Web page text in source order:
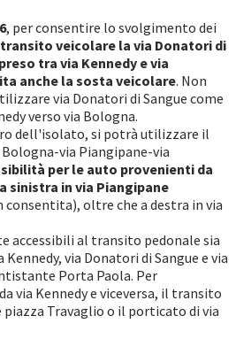
, per consentire lo svolgimento dei
veicolare la via Donatori di
tra via Kennedy e via
anche la sosta veicolare. Non
via Donatori di Sangue come
verso via Bologna.
dell'isolato, si potrà utilizzare il
via Piangipane-via
per le auto provenienti da
sinistra in via Piangipane
consentita), oltre che a destra in via
accessibili al transito pedonale sia
via Donatori di Sangue e via
Porta Paola. Per
via Kennedy e viceversa, il transito
Travaglio o il porticato di via